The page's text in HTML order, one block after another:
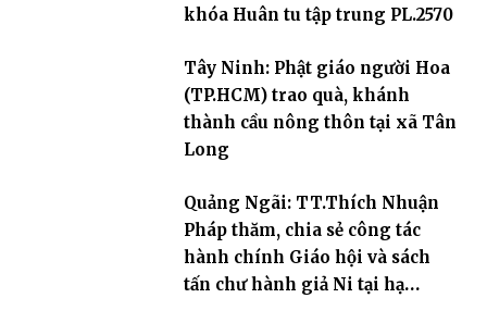
khóa Huân tu tập trung PL.2570
Tây Ninh: Phật giáo người Hoa
(TP.HCM) trao quà, khánh
thành cầu nông thôn tại xã Tân
Long
Quảng Ngãi: TT.Thích Nhuận
Pháp thăm, chia sẻ công tác
hành chính Giáo hội và sách
tấn chư hành giả Ni tại hạ